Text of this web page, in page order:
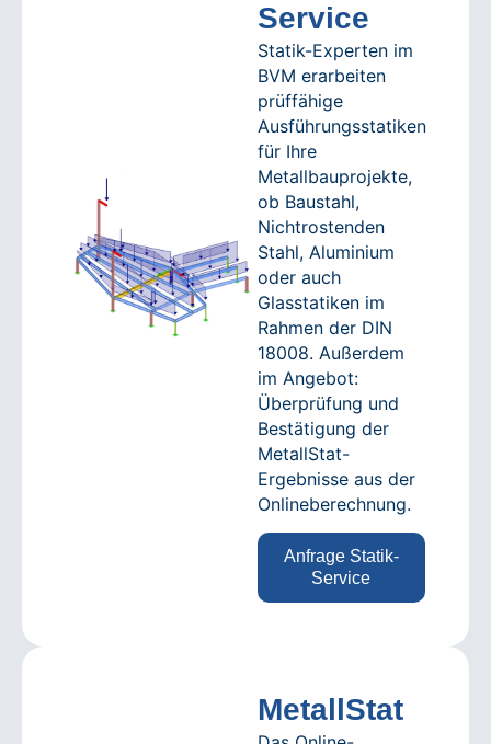
Service
Statik-Experten im
BVM erarbeiten
prüffähige
Ausführungsstatiken
für Ihre
Metallbauprojekte,
ob Baustahl,
Nichtrostenden
Stahl, Aluminium
oder auch
Glasstatiken im
Rahmen der DIN
18008. Außerdem
im Angebot:
Überprüfung und
Bestätigung der
MetallStat-
Ergebnisse aus der
Onlineberechnung.
Anfrage Statik-
Service
MetallStat